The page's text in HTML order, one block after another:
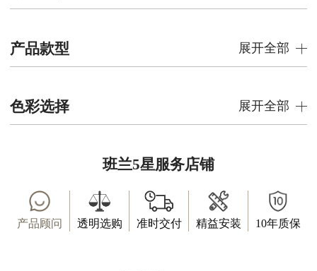
产品款型 展开全部
色彩选择 展开全部
班兰5星服务店铺
产品顾问 透明选购 准时交付 精益安装 10年质保